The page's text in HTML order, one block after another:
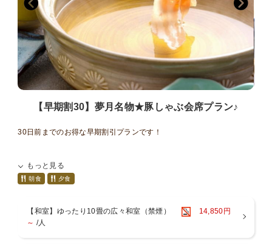
【早期割30】夢月名物★豚しゃぶ会席プラン♪
30日前までのお得な早期割引プランです！
豚のしゃぶしゃぶをメインとした創作和会席をお愉しみください。
※料理写真は１例。季節により内容は若干異なります
もっと見る
朝食 夕食
【和室】ゆったり10畳の広々和室（禁煙）
14,850円
～ /人